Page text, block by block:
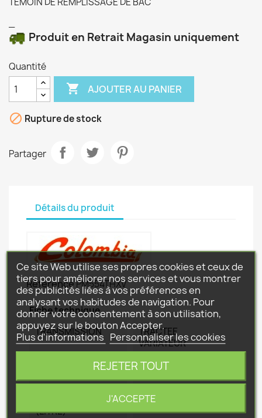
Produit en Retrait Magasin uniquement
Quantité
 AJOUTER AU PANIER
 Rupture de stock
Partager
Détails du produit
Référence PM554THXV
Fiche technique
TRANSMISSION
TRACTEE
VARIATEUR
HONDA 163CC
(LITRE)
70L
Ce site Web utilise ses propres cookies et ceux de
tiers pour améliorer nos services et vous montrer
des publicités liées à vos préférences en
analysant vos habitudes de navigation. Pour
donner votre consentement à son utilisation,
appuyez sur le bouton Accepter.
Plus d'informations Personnaliser les cookies
REJETER TOUT
J'ACCEPTE